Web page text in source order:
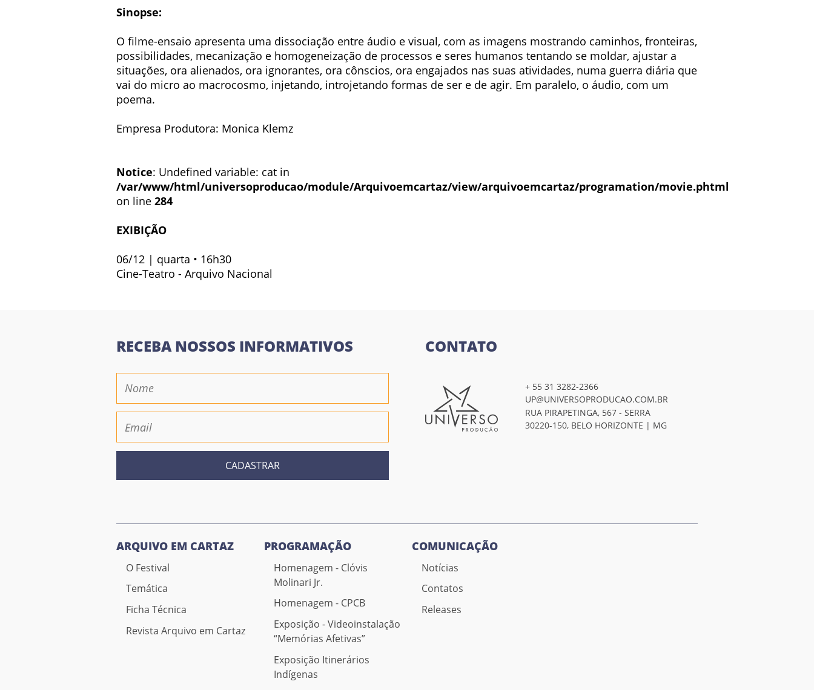
Sinopse:
O filme-ensaio apresenta uma dissociação entre áudio e visual, com as imagens mostrando caminhos, fronteiras,
possibilidades, mecanização e homogeneização de processos e seres humanos tentando se moldar, ajustar a
situações, ora alienados, ora ignorantes, ora cônscios, ora engajados nas suas atividades, numa guerra diária que
vai do micro ao macrocosmo, injetando, introjetando formas de ser e de agir. Em paralelo, o áudio, com um
poema.
Empresa Produtora: Monica Klemz
Notice: Undefined variable: cat in
/var/www/html/universoproducao/module/Arquivoemcartaz/view/arquivoemcartaz/programation/movie.phtml
on line 284
EXIBIÇÃO
06/12 | quarta • 16h30
Cine-Teatro - Arquivo Nacional
RECEBA NOSSOS INFORMATIVOS
CADASTRAR
CONTATO
+ 55 31 3282-2366
UP@UNIVERSOPRODUCAO.COM.BR
RUA PIRAPETINGA, 567 - SERRA
30220-150, BELO HORIZONTE | MG
ARQUIVO EM CARTAZ
O Festival
Temática
Ficha Técnica
Revista Arquivo em Cartaz
PROGRAMAÇÃO
Homenagem - Clóvis
Molinari Jr.
Homenagem - CPCB
Exposição - Videoinstalação
“Memórias Afetivas”
Exposição Itinerários
Indígenas
COMUNICAÇÃO
Notícias
Contatos
Releases